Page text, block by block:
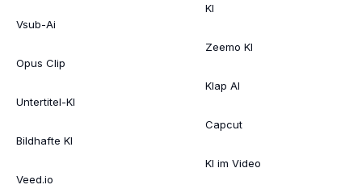
Vsub-Ai
Opus Clip
Untertitel-KI
Bildhafte KI
Veed.io
KI
Zeemo KI
Klap AI
Capcut
KI im Video